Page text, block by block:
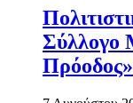
Σύλλογο
Πρόοδος»